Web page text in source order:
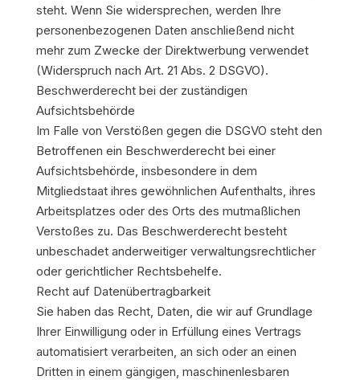
steht. Wenn Sie widersprechen, werden Ihre
personenbezogenen Daten anschließend nicht
mehr zum Zwecke der Direktwerbung verwendet
(Widerspruch nach Art. 21 Abs. 2 DSGVO).
Beschwerderecht bei der zuständigen
Aufsichtsbehörde
Im Falle von Verstößen gegen die DSGVO steht den
Betroffenen ein Beschwerderecht bei einer
Aufsichtsbehörde, insbesondere in dem
Mitgliedstaat ihres gewöhnlichen Aufenthalts, ihres
Arbeitsplatzes oder des Orts des mutmaßlichen
Verstoßes zu. Das Beschwerderecht besteht
unbeschadet anderweitiger verwaltungsrechtlicher
oder gerichtlicher Rechtsbehelfe.
Recht auf Datenübertragbarkeit
Sie haben das Recht, Daten, die wir auf Grundlage
Ihrer Einwilligung oder in Erfüllung eines Vertrags
automatisiert verarbeiten, an sich oder an einen
Dritten in einem gängigen, maschinenlesbaren